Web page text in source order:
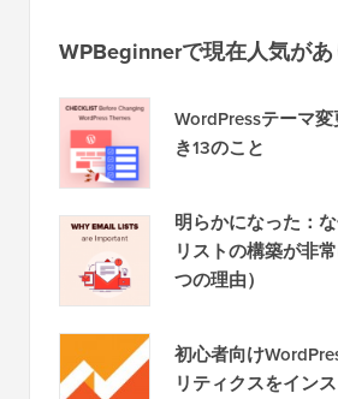
WPBeginnerで現在人気が
WordPressテーマ
き13のこと
明らかになった：
リストの構築が非
つの理由）
初心者向け
リティクスをイン